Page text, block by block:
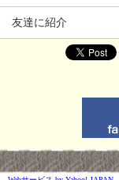
友達に紹介